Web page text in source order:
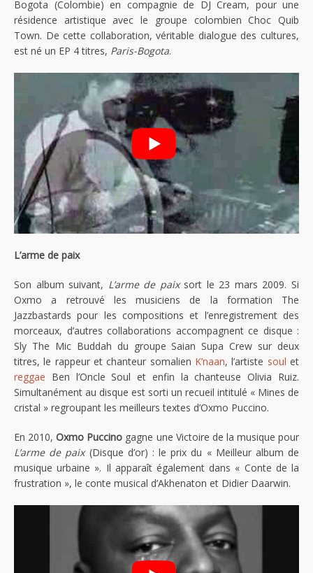
Bogota (Colombie) en compagnie de DJ Cream, pour une
résidence artistique avec le groupe colombien Choc Quib
Town. De cette collaboration, véritable dialogue des cultures,
est né un EP 4 titres, Paris-Bogota.
L’arme de paix
Son album suivant, L’arme de paixsort le 23 mars 2009. Si
Oxmo a retrouvé les musiciens de la formation The
Jazzbastards pour les compositions et l’enregistrement des
morceaux, d’autres collaborations accompagnent ce disque :
Sly The Mic Buddah du groupe Saian Supa Crew sur deux
titres, le rappeur et chanteur somalien K’naan, l’artiste soul et
reggae Ben l’Oncle Soul et enfin la chanteuse Olivia Ruiz.
Simultanément au disque est sorti un recueil intitulé « Mines de
cristal » regroupant les meilleurs textes d’Oxmo Puccino.
En 2010,Oxmo Puccino gagne une Victoire de la musique pour
L’arme de paix(Disque d’or) : le prix du « Meilleur album de
musique urbaine ». Il apparaît également dans « Conte de la
frustration », le conte musical d’Akhenaton et Didier Daarwin.